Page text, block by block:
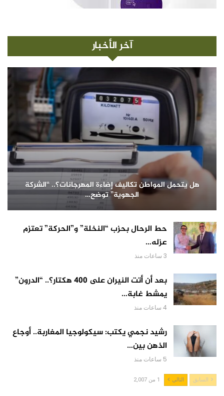
آخر الأخبار
هل يتحمل المواطن تكاليف إضاءة المهرجانات؟.. “الشركة
الجهوية” توضح…
حط الرحال بحزب “النخلة” و”الحركة” تعتزم
عزله…
3 ساعات منذ
بعد أن أتت النيران على 400 هكتار؟.. “الدرون”
يمشط غابة…
4 ساعات منذ
رشيد نجمي يكتب: سيكولوجيا المغاربة.. أوجاع
الذهن بين…
5 ساعات منذ
السابق التالي 1 من 2,007